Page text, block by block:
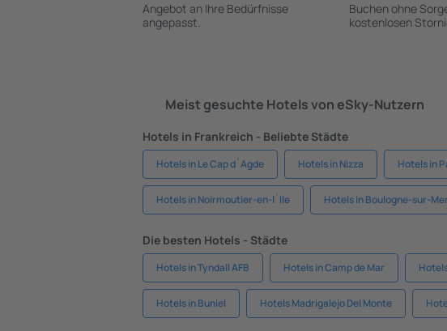
Angebot an Ihre Bedürfnisse
angepasst.
Buchen ohne
kostenlosen
Meist gesuchte Hotels von eSky-Nutzern
Hotels in Frankreich - Beliebte Städte
Hotels in Le Cap d`Agde Hotels in Nizza Hotels in
Hotels in Noirmoutier-en-l`Ile Hotels in Boulogne-sur-Mer
Die besten Hotels - Städte
Hotels in Tyndall AFB Hotels in Camp de Mar
Hotels in Buniel Hotels Madrigalejo Del Monte